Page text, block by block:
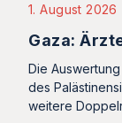
1. August 2026
Gaza:
Die
des
weitere